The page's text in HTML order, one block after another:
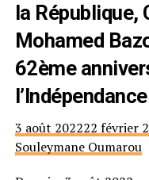
la République,
Mohamed
62ème
3 août 202222 février
Souleymane Oumarou